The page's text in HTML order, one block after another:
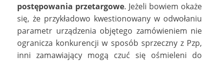
postępowania przetargowe. Jeżeli bowiem okaże
się, że przykładowo kwestionowany w odwołaniu
parametr urządzenia objętego zamówieniem nie
ogranicza konkurencji w sposób sprzeczny z Pzp,
inni zamawiający mogą czuć się ośmieleni do